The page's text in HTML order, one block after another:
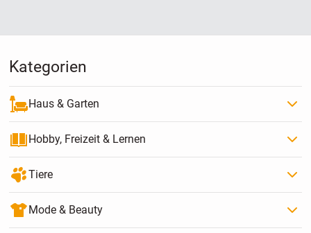
Kategorien
Haus & Garten
Hobby, Freizeit & Lernen
Tiere
Mode & Beauty